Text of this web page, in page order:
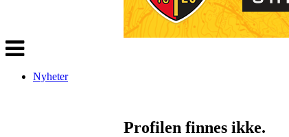
Veksle
navigasjon
Nyheter
Profilen finnes ikke.